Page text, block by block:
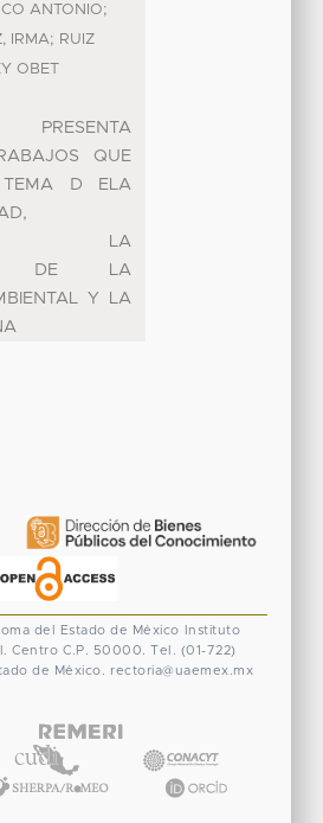
ANTONIO;
IRMA; RUIZ
OBET
QUE
TEMA D ELA
LA
DE LA
Y LA
del Estado de México
Instituto
Centro C.P. 50000. Tel. (01-722)
de México. rectoria@uaemex.mx